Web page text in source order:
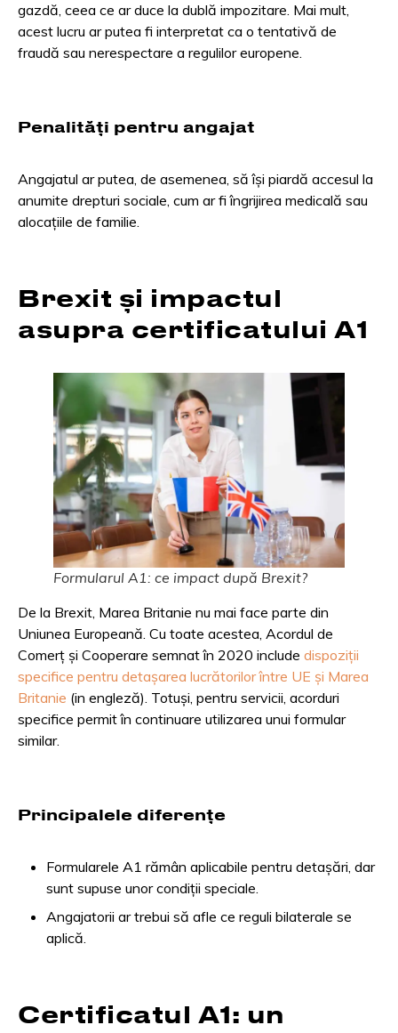
gazdă, ceea ce ar duce la dublă impozitare. Mai mult,
acest lucru ar putea fi interpretat ca o tentativă de
fraudă sau nerespectare a regulilor europene.
Penalități pentru angajat
Angajatul ar putea, de asemenea, să își piardă accesul la
anumite drepturi sociale, cum ar fi îngrijirea medicală sau
alocațiile de familie.
Brexit și impactul
asupra certificatului A1
Formularul A1: ce impact după Brexit?
De la Brexit, Marea Britanie nu mai face parte din
Uniunea Europeană. Cu toate acestea, Acordul de
Comerț și Cooperare semnat în 2020 include dispoziții
specifice pentru detașarea lucrătorilor între UE și Marea
Britanie (in engleză). Totuși, pentru servicii, acorduri
specifice permit în continuare utilizarea unui formular
similar.
Principalele diferențe
Formularele A1 rămân aplicabile pentru detașări, dar
sunt supuse unor condiții speciale.
Angajatorii ar trebui să afle ce reguli bilaterale se
aplică.
Certificatul A1: un